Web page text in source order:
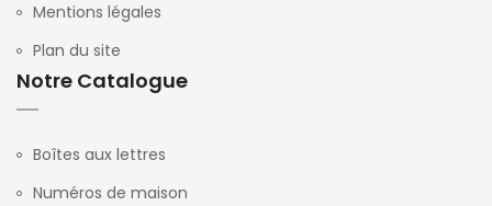
Mentions légales
Plan du site
Notre Catalogue
Boîtes aux lettres
Numéros de maison